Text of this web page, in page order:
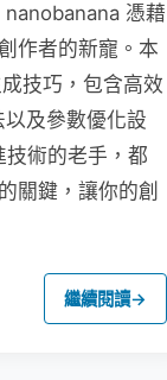
憑藉
作者的新寵。本
技巧，包含高效
及參數優化設
術的老手，都
關鍵，讓你的創
繼續閱讀→